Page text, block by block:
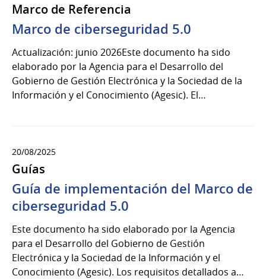
Marco de Referencia
Marco de ciberseguridad 5.0
Actualización: junio 2026Este documento ha sido
elaborado por la Agencia para el Desarrollo del
Gobierno de Gestión Electrónica y la Sociedad de la
Información y el Conocimiento (Agesic). El…
20/08/2025
Guías
Guía de implementación del Marco de
ciberseguridad 5.0
Este documento ha sido elaborado por la Agencia
para el Desarrollo del Gobierno de Gestión
Electrónica y la Sociedad de la Información y el
Conocimiento (Agesic). Los requisitos detallados a…